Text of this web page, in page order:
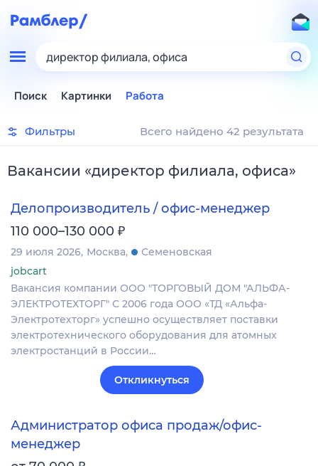
директор филиала, офиса
Поиск Картинки Работа
Фильтры Всего найдено 42 результата
Вакансии «директор филиала, офиса»
Делопроизводитель / офис-менеджер
110 000–130 000 ₽
29 июля 2026 Москва
Семеновская
jobcart
Вакансия компании ООО "ТОРГОВЫЙ ДОМ "АЛЬФА-
ЭЛЕКТРОТЕХТОРГ" С 2006 года ООО «ТД «Альфа-
Электротехторг» успешно осуществляет поставки
электротехнического оборудования для атомных
электростанций в России…
Откликнуться
Администратор офиса продаж/офис-
менеджер